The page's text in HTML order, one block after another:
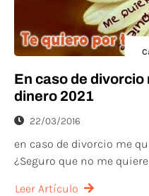
En caso de divorcio
dinero 2021
22/03/2016
en caso de divorcio me
¿Seguro que no me
Leer Artículo